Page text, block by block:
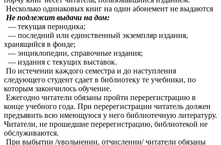
Несколько одинаковых книг на один абонемент не выдаются
Не подлежит выдачи на дом:
— текущая периодика;
— последний или единственный экземпляр издания,
хранящийся в фонде;
— энциклопедии, справочные издания;
— издания с текущих выставок.
По истечении каждого семестра и до наступления
следующего студент сдает в библиотеку те учебники, по
которым закончилось обучение.
Ежегодно читатели обязаны пройти перерегистрацию в
конце учебного года. При перерегистрации читатель должен
предъявить всю имеющуюся у него библиотечную литературу.
Читатели, не прошедшие перерегистрацию, библиотекой не
обслуживаются.
При выбытии /увольнении, отчислении/ читатели обязаны